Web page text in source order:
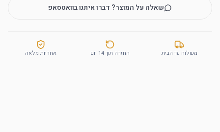
שאלה על המוצר? דברו איתנו בוואטסאפ
משלוח עד הבית החזרה תוך 14 יום אחריות מלאה